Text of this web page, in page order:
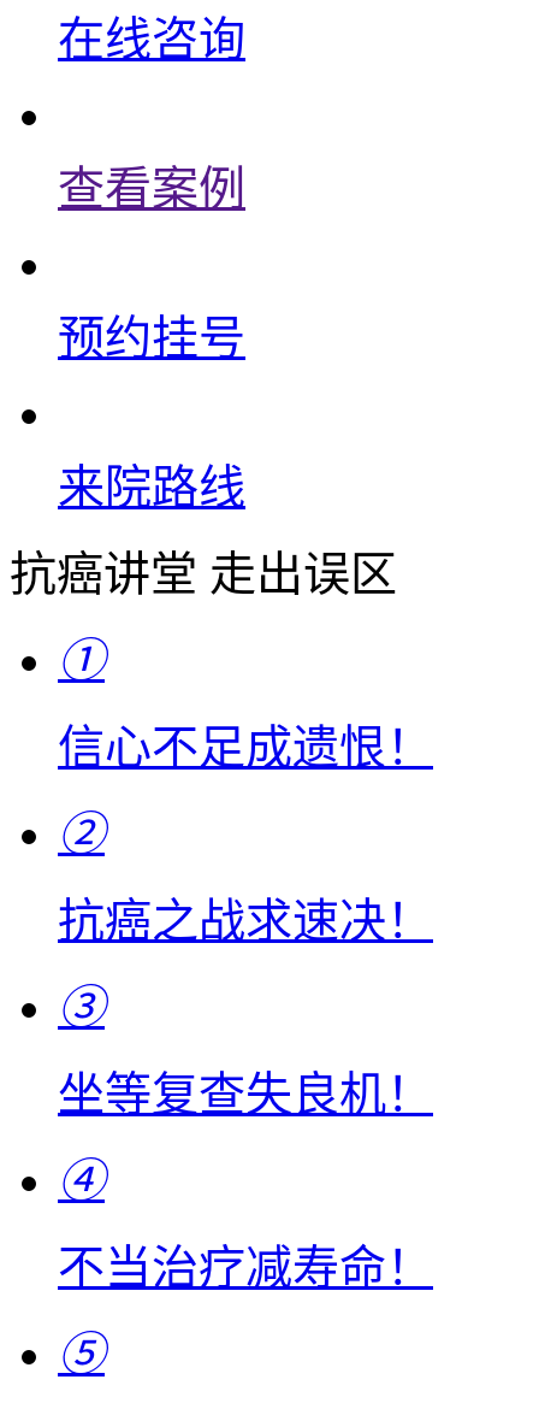
在线咨询
查看案例
预约挂号
来院路线
抗癌讲堂 走出误区
①
信心不足成遗恨！
②
抗癌之战求速决！
③
坐等复查失良机！
④
不当治疗减寿命！
⑤